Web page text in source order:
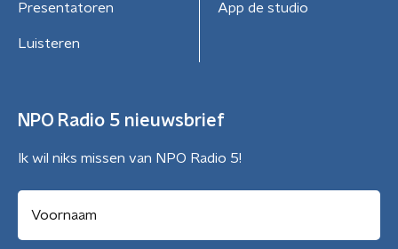
Presentatoren
Luisteren
App de studio
NPO Radio 5 nieuwsbrief
Ik wil niks missen van NPO Radio 5!